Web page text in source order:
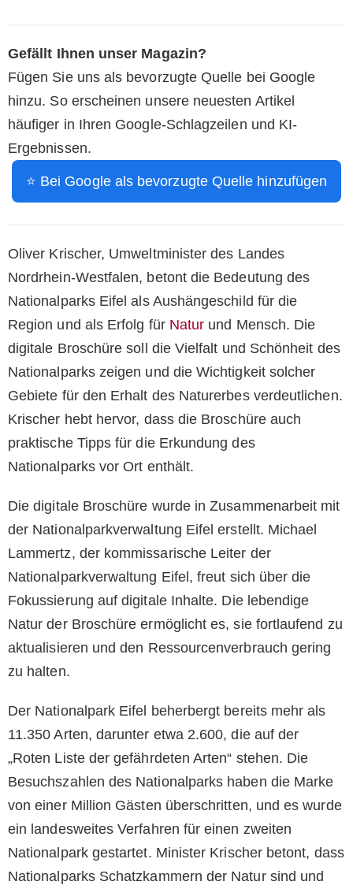
Gefällt Ihnen unser Magazin?
Fügen Sie uns als bevorzugte Quelle bei Google
hinzu. So erscheinen unsere neuesten Artikel
häufiger in Ihren Google-Schlagzeilen und KI-
Ergebnissen.
⭐ Bei Google als bevorzugte Quelle hinzufügen
Oliver Krischer, Umweltminister des Landes
Nordrhein-Westfalen, betont die Bedeutung des
Nationalparks Eifel als Aushängeschild für die
Region und als Erfolg für Natur und Mensch. Die
digitale Broschüre soll die Vielfalt und Schönheit des
Nationalparks zeigen und die Wichtigkeit solcher
Gebiete für den Erhalt des Naturerbes verdeutlichen.
Krischer hebt hervor, dass die Broschüre auch
praktische Tipps für die Erkundung des
Nationalparks vor Ort enthält.
Die digitale Broschüre wurde in Zusammenarbeit mit
der Nationalparkverwaltung Eifel erstellt. Michael
Lammertz, der kommissarische Leiter der
Nationalparkverwaltung Eifel, freut sich über die
Fokussierung auf digitale Inhalte. Die lebendige
Natur der Broschüre ermöglicht es, sie fortlaufend zu
aktualisieren und den Ressourcenverbrauch gering
zu halten.
Der Nationalpark Eifel beherbergt bereits mehr als
11.350 Arten, darunter etwa 2.600, die auf der
„Roten Liste der gefährdeten Arten“ stehen. Die
Besuchszahlen des Nationalparks haben die Marke
von einer Million Gästen überschritten, und es wurde
ein landesweites Verfahren für einen zweiten
Nationalpark gestartet. Minister Krischer betont, dass
Nationalparks Schatzkammern der Natur sind und